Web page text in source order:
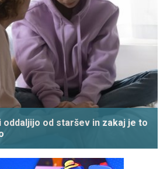
oddaljijo od staršev in zakaj je to